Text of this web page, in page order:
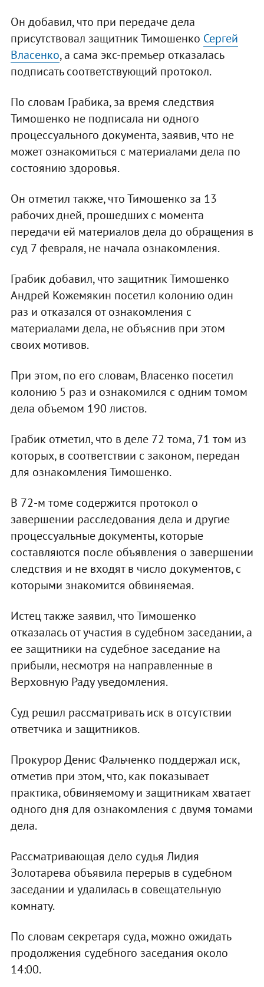
Он добавил, что при передаче дела
присутствовал защитник Тимошенко Сергей
Власенко, а сама экс-премьер отказалась
подписать соответствующий протокол.
По словам Грабика, за время следствия
Тимошенко не подписала ни одного
процессуального документа, заявив, что не
может ознакомиться с материалами дела по
состоянию здоровья.
Он отметил также, что Тимошенко за 13
рабочих дней, прошедших с момента
передачи ей материалов дела до обращения в
суд 7 февраля, не начала ознакомления.
Грабик добавил, что защитник Тимошенко
Андрей Кожемякин посетил колонию один
раз и отказался от ознакомления с
материалами дела, не объяснив при этом
своих мотивов.
При этом, по его словам, Власенко посетил
колонию 5 раз и ознакомился с одним томом
дела объемом 190 листов.
Грабик отметил, что в деле 72 тома, 71 том из
которых, в соответствии с законом, передан
для ознакомления Тимошенко.
В 72-м томе содержится протокол о
завершении расследования дела и другие
процессуальные документы, которые
составляются после объявления о завершении
следствия и не входят в число документов, с
которыми знакомится обвиняемая.
Истец также заявил, что Тимошенко
отказалась от участия в судебном заседании, а
ее защитники на судебное заседание на
прибыли, несмотря на направленные в
Верховную Раду уведомления.
Суд решил рассматривать иск в отсутствии
ответчика и защитников.
Прокурор Денис Фальченко поддержал иск,
отметив при этом, что, как показывает
практика, обвиняемому и защитникам хватает
одного дня для ознакомления с двумя томами
дела.
Рассматривающая дело судья Лидия
Золотарева объявила перерыв в судебном
заседании и удалилась в совещательную
комнату.
По словам секретаря суда, можно ожидать
продолжения судебного заседания около
14:00.